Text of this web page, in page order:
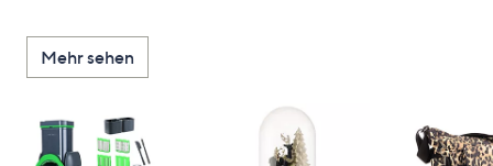
Mehr sehen